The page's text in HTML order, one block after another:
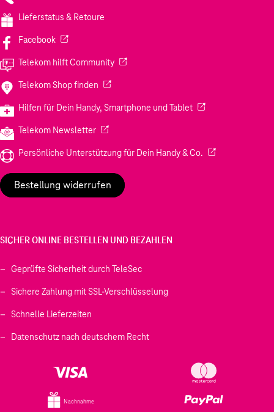
Lieferstatus & Retoure
Facebook(Wird in einem neuen Tab geöffnet)
Telekom hilft Community(Wird in einem neuen Tab geöffnet)
Telekom Shop finden (Wird in einem neuen Tab geöffnet)
Hilfen für Dein Handy, Smartphone und Tablet(Wird in einem
Telekom Newsletter(Wird in einem neuen Tab geöffnet)
Persönliche Unterstützung für Dein Handy & Co. (Wird in einem
Bestellung widerrufen
SICHER ONLINE BESTELLEN UND BEZAHLEN
Geprüfte Sicherheit durch TeleSec
Sichere Zahlung mit SSL-Verschlüsselung
Schnelle Lieferzeiten
Datenschutz nach deutschem Recht
Nachnahme